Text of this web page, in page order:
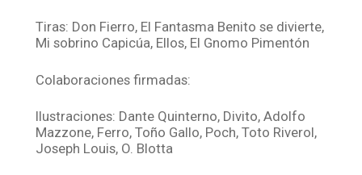
Tiras: Don Fierro, El Fantasma Benito se divierte,
Mi sobrino Capicúa, Ellos, El Gnomo Pimentón
Colaboraciones firmadas:
Ilustraciones: Dante Quinterno, Divito, Adolfo
Mazzone, Ferro, Toño Gallo, Poch, Toto Riverol,
Joseph Louis, O. Blotta